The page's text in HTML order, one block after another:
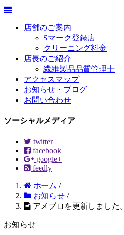
店舗のご案内
Sマーク登録店
クリーニング料金
店長のご紹介
繊維製品品質管理士
アクセスマップ
お知らせ・ブログ
お問い合わせ
ソーシャルメディア
twitter
facebook
google+
feedly
ホーム /
お知らせ /
アメブロを更新しました。
お知らせ